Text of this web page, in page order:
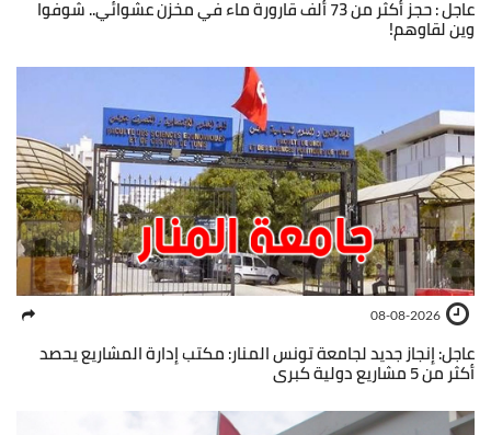
عاجل : حجز أكثر من 73 ألف قارورة ماء في مخزن عشوائي.. شوفوا
وين لقاوهم!
08-08-2026
عاجل: إنجاز جديد لجامعة تونس المنار: مكتب إدارة المشاريع يحصد
أكثر من 5 مشاريع دولية كبرى